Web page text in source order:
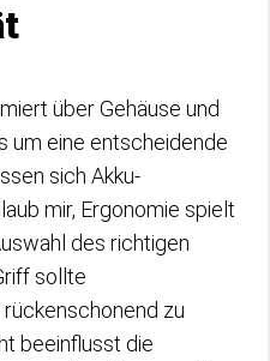
über Gehäuse und
um eine entscheidende
sich Akku-
mir, Ergonomie spielt
des richtigen
sollte
zu
beeinflusst die